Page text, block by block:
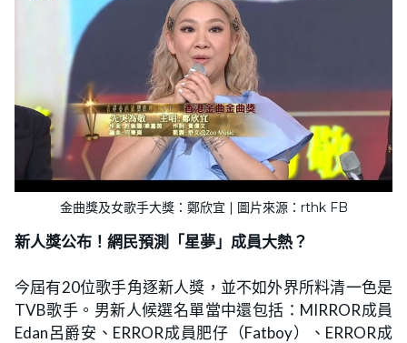
金曲獎及女歌手大獎：鄭欣宜 | 圖片來源：rthk FB
新人獎公布！網民預測「星夢」成員大熱？
今屆有20位歌手角逐新人獎，並不如外界所料清一色是
TVB歌手。男新人候選名單當中還包括：MIRROR成員
Edan呂爵安、ERROR成員肥仔（Fatboy）、ERROR成